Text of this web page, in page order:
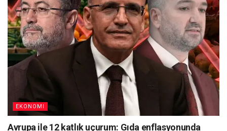
EKONOMI
Avrupa ile 12 katlık uçurum: Gıda enflasyonunda